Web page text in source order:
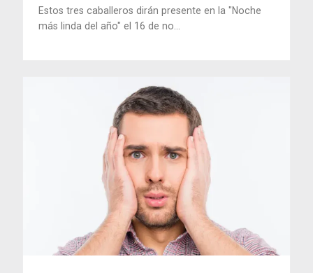
Estos tres caballeros dirán presente en la "Noche
más linda del año" el 16 de no...